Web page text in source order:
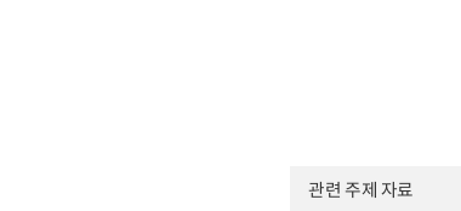
관련 주제 자료